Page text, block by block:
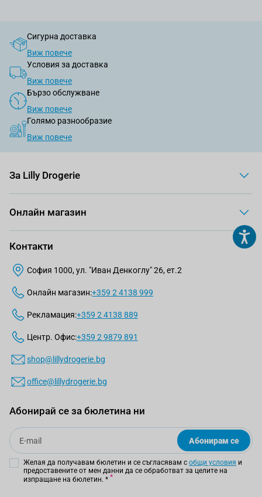
Сигурна доставка
Виж повече
Условия за доставка
Виж повече
Бързо обслужване
Виж повече
Голямо разнообразие
Виж повече
За Lilly Drogerie
Онлайн магазин
Контакти
София 1000, ул. "Иван Денкоглу" 26, ет.2
Онлайн магазин:+359 2 4138 999
Рекламация:+359 2 4138 889
Центр. Офис:+359 2 9879 891
shop@lillydrogerie.bg
office@lillydrogerie.bg
Абонирай се за бюлетина ни
Email
Абонирам се
Желая да получавам бюлетин и се съгласявам с общи условия и
предоставените от мен данни да се обработват за целите на
изпращане на бюлетин. *